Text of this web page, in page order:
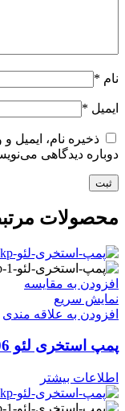
نام *
ایمیل *
ذخیره نام، ایمیل
دوباره دیدگاهی
محصولات
افزودن به مقایسه
نمایش سریع
افزودن به علاقه مندی
پمپ استخری لئو XKP 306
اطلاعات بیشتر